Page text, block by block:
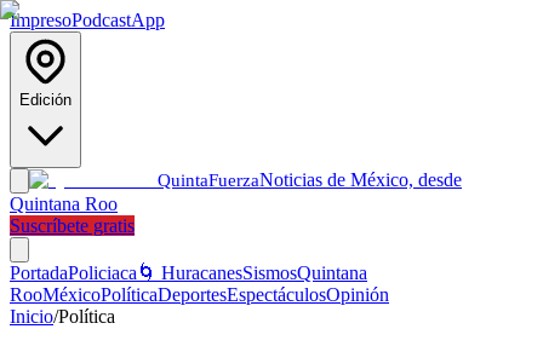
ImpresoPodcastApp
Edición
QuintaFuerzaNoticias de México, desde
Quintana Roo
Suscríbete gratis
PortadaPoliciaca 🌀 HuracanesSismosQuintana
RooMéxicoPolíticaDeportesEspectáculosOpinión
Inicio/Política